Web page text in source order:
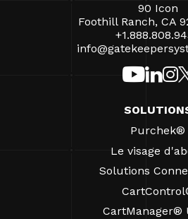
90 Icon
Foothill Ranch, CA
Purchek®
Le visage
Solutions
CartManager®